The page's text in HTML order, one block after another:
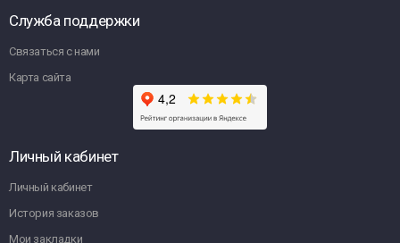
Служба поддержки
Связаться с нами
Карта сайта
Личный кабинет
Личный кабинет
История заказов
Мои закладки